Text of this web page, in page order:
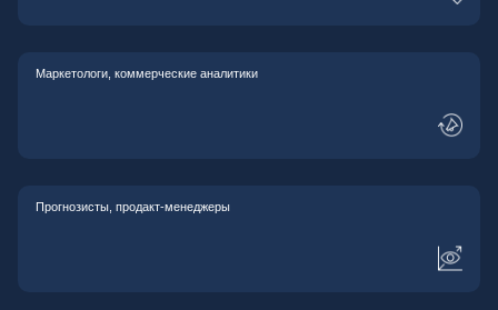
Маркетологи, коммерческие аналитики
Прогнозисты, продакт-менеджеры